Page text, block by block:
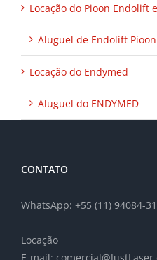
Locação do Pioon Endolift
Aluguel de Endolift
Locação do Endymed
Aluguel do ENDYMED
CONTATO
WhatsApp: +55 (11) 94084-
Locação
E-mail: